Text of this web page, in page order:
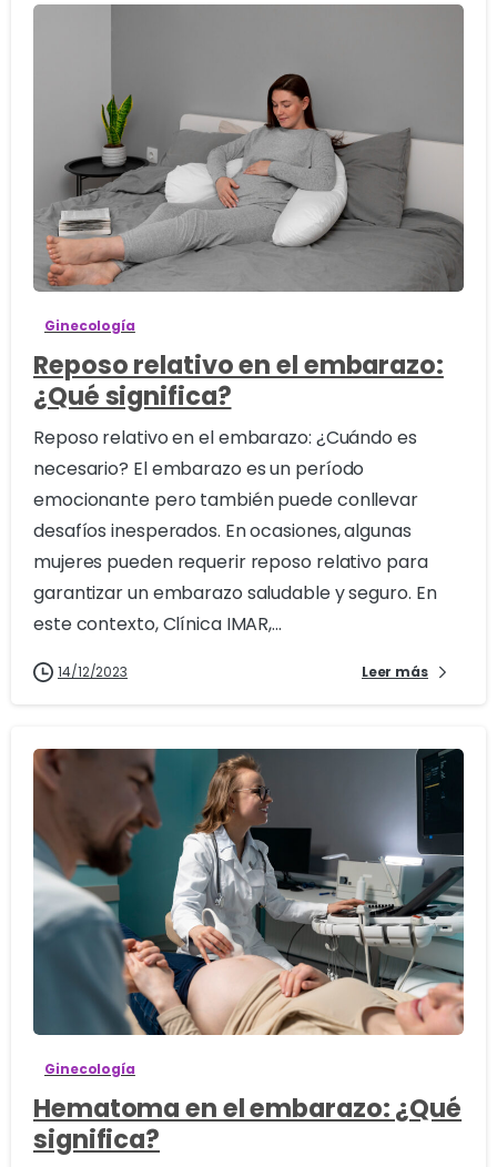
Ginecología
Reposo relativo en el embarazo:
¿Qué significa?
Reposo relativo en el embarazo: ¿Cuándo es
necesario? El embarazo es un período
emocionante pero también puede conllevar
desafíos inesperados. En ocasiones, algunas
mujeres pueden requerir reposo relativo para
garantizar un embarazo saludable y seguro. En
este contexto, Clínica IMAR,...
14/12/2023 Leer más
0
Ginecología
Hematoma en el embarazo: ¿Qué
significa?